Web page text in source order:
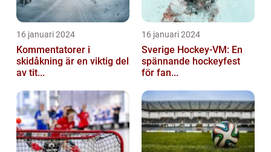
16 januari 2024
Kommentatorer i
skidåkning är en viktig del
av tit...
16 januari 2024
Sverige Hockey-VM: En
spännande hockeyfest
för fan...